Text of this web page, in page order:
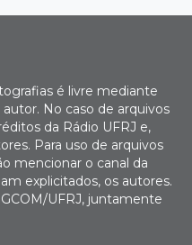
é livre mediante
No caso de arquivos
da Rádio UFRJ e,
Para uso de arquivos
mencionar o canal da
explicitados, os autores.
UFRJ, juntamente